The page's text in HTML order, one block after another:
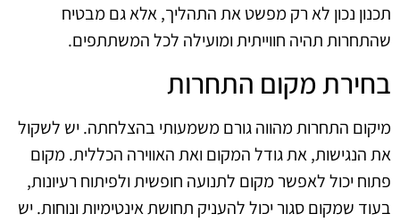
תכנון נכון לא רק מפשט את התהליך, אלא גם מבטיח
שהתחרות תהיה חווייתית ומועילה לכל המשתתפים.
בחירת מקום התחרות
מיקום התחרות מהווה גורם משמעותי בהצלחתה. יש לשקול
את הנגישות, את גודל המקום ואת האווירה הכללית. מקום
פתוח יכול לאפשר מקום לתנועה חופשית ולפיתוח רעיונות,
בעוד שמקום סגור יכול להעניק תחושת אינטימיות ונוחות. יש